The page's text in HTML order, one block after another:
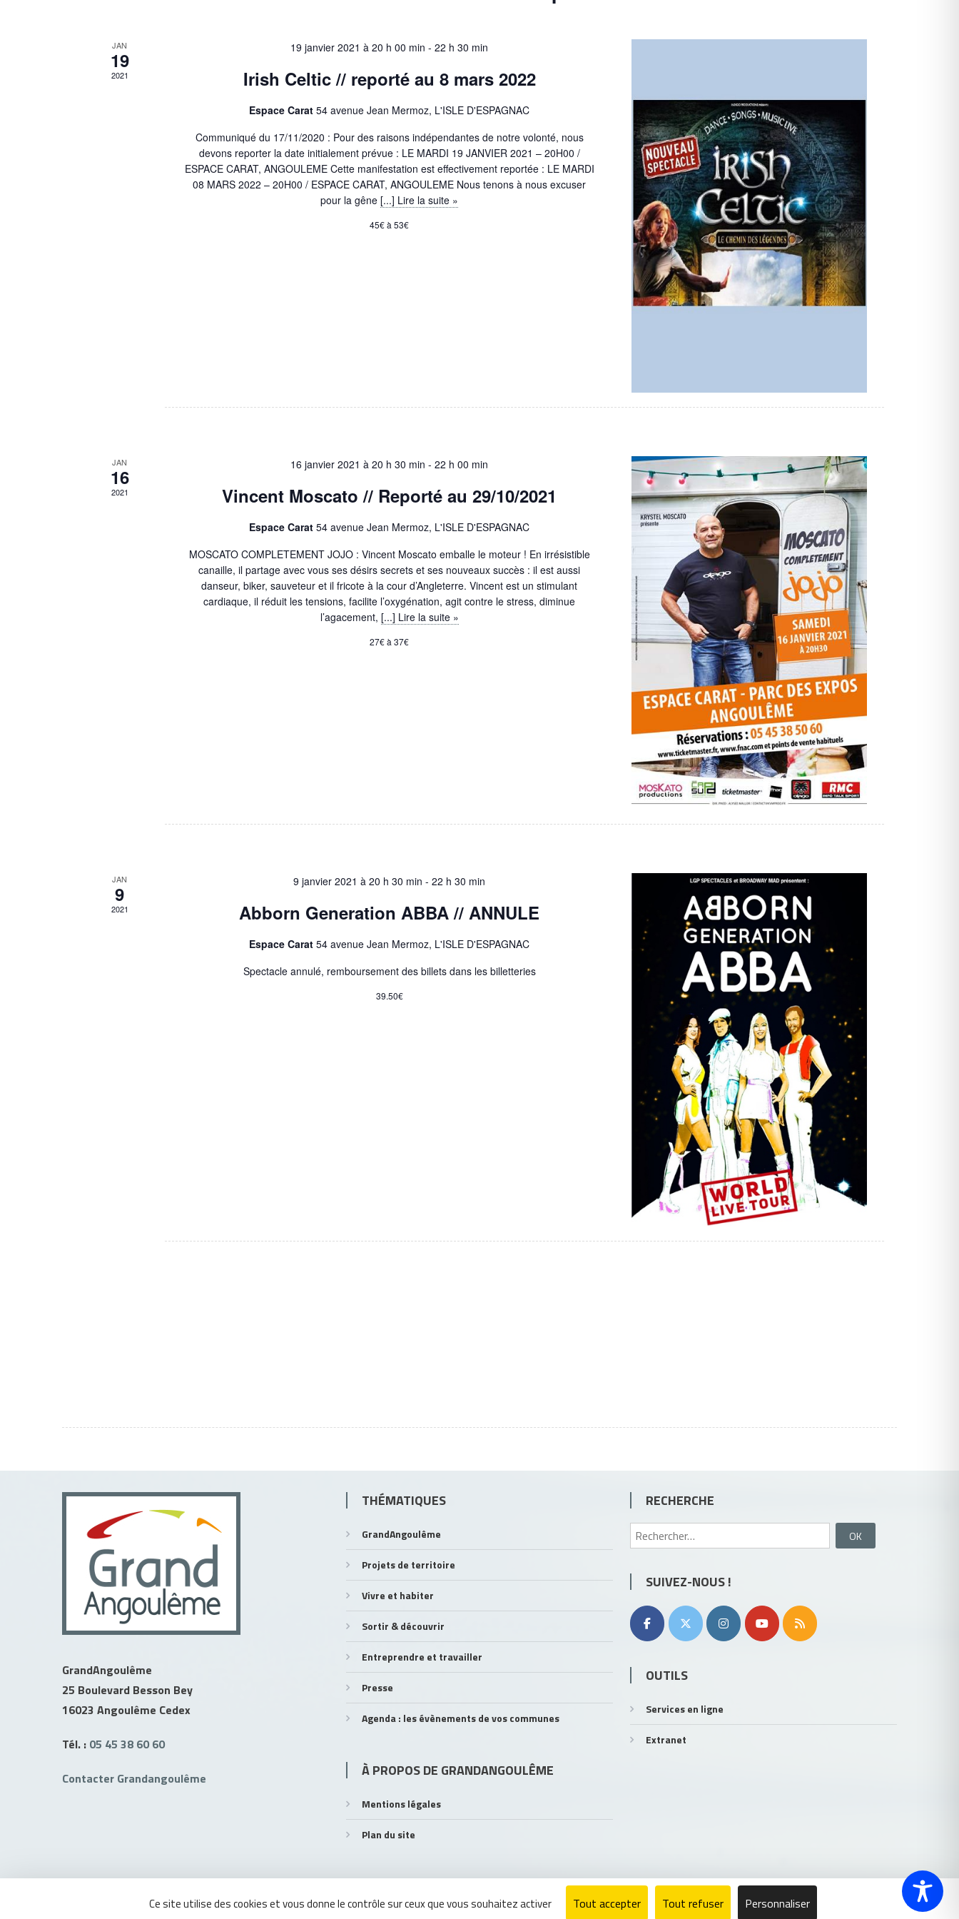
events
JAN
19
2021
19 janvier 2021 à 20 h 00 min -22 h 30 min
Irish Celtic // reporté au 8 mars 2022
Espace Carat54 avenue Jean Mermoz, L'ISLE D'ESPAGNAC
Communiqué du 17/11/2020 : Pour des raisons indépendantes de notre volonté, nous
devons reporter la date initialement prévue : LE MARDI 19 JANVIER 2021 – 20H00 /
ESPACE CARAT, ANGOULEME Cette manifestation est effectivement reportée : LE MARDI
08 MARS 2022 – 20H00 / ESPACE CARAT, ANGOULEME Nous tenons à nous excuser
pour la gêne[...] Lire la suite »
45€ à 53€
JAN
16
2021
16 janvier 2021 à 20 h 30 min -22 h 00 min
Vincent Moscato // Reporté au 29/10/2021
Espace Carat54 avenue Jean Mermoz, L'ISLE D'ESPAGNAC
MOSCATO COMPLETEMENT JOJO : Vincent Moscato emballe le moteur ! En irrésistible
canaille, il partage avec vous ses désirs secrets et ses nouveaux succès : il est aussi
danseur, biker, sauveteur et il fricote à la cour d’Angleterre. Vincent est un stimulant
cardiaque, il réduit les tensions, facilite l’oxygénation, agit contre le stress, diminue
l’agacement, [...] Lire la suite »
27€ à 37€
JAN
9
2021
9 janvier 2021 à 20 h 30 min -22 h 30 min
Abborn Generation ABBA //ANNULE
Espace Carat54 avenue Jean Mermoz, L'ISLE D'ESPAGNAC
Spectacle annulé, remboursement des billets dans les billetteries
39.50€
GrandAngoulême
25 Boulevard Besson Bey
16023 Angoulême Cedex
Tél. : 05 45 38 60 60
Contacter Grandangoulême
THÉMATIQUES
GrandAngoulême
Projets de territoire
Vivre et habiter
Sortir & découvrir
Entreprendre et travailler
Presse
Agenda : les évènements de vos communes
À PROPOS DE GRANDANGOULÊME
Mentions légales
Plan du site
RECHERCHE
Rechercher :
SUIVEZ-NOUS !
OUTILS
Services en ligne
Extranet
Ce site utilise des cookies et vous donne le contrôle sur ceux que vous souhaitez activer Tout accepter Tout refuser Personnaliser